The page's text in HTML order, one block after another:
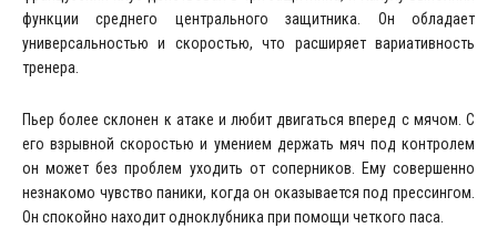
функции среднего центрального защитника. Он обладает
универсальностью и скоростью, что расширяет вариативность
тренера.
Пьер более склонен к атаке и любит двигаться вперед с мячом. С
его взрывной скоростью и умением держать мяч под контролем
он может без проблем уходить от соперников. Ему совершенно
незнакомо чувство паники, когда он оказывается под прессингом.
Он спокойно находит одноклубника при помощи четкого паса.